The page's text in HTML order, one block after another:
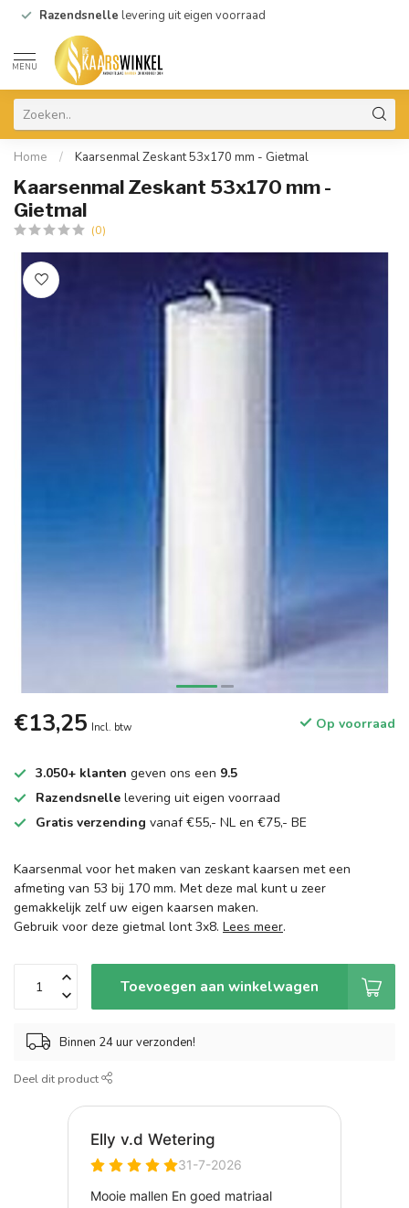
Razendsnelle levering uit eigen voorraad
MENU
Home / Kaarsenmal Zeskant 53x170 mm - Gietmal
Kaarsenmal Zeskant 53x170 mm -
Gietmal
(0)
€13,25 Incl. btw Op voorraad
3.050+ klanten geven ons een 9.5
Razendsnelle levering uit eigen voorraad
Gratis verzending vanaf €55,- NL en €75,- BE
Kaarsenmal voor het maken van zeskant kaarsen met een
afmeting van 53 bij 170 mm. Met deze mal kunt u zeer
gemakkelijk zelf uw eigen kaarsen maken.
Gebruik voor deze gietmal lont 3x8. Lees meer.
Toevoegen aan winkelwagen
Binnen 24 uur verzonden!
Deel dit product